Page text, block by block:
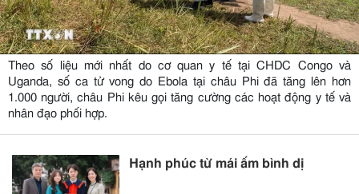
Theo số liệu mới nhất do cơ quan y tế tại CHDC Congo và
Uganda, số ca tử vong do Ebola tại châu Phi đã tăng lên hơn
1.000 người, châu Phi kêu gọi tăng cường các hoạt động y tế và
nhân đạo phối hợp.
Hạnh phúc từ mái ấm bình dị